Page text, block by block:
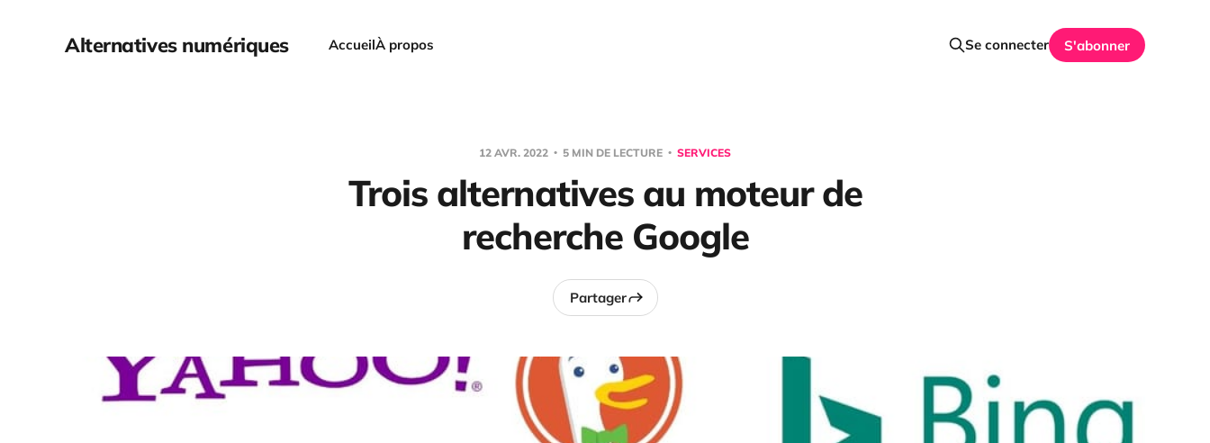
Alternatives numériques AccueilÀ propos Se connecter S'abonner
12 AVR. 2022 5 MIN DE LECTURE SERVICES
Trois alternatives au moteur de
recherche Google
Partager